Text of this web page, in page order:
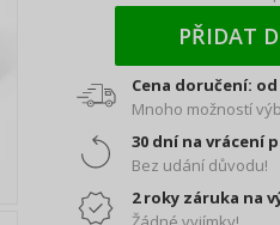
PŘIDAT
Cena doručení: od
Mnoho možností
30 dní na vrácení
Bez udání důvodu!
2 roky záruka na